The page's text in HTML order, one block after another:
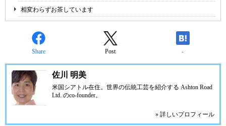
相変わらずお茶しています
Share Post -
佐川 明美
米国シアトル在住。世界の伝統工芸を紹介する Ashton Road
Ltd. のco-founder。
» 詳しいプロフィール